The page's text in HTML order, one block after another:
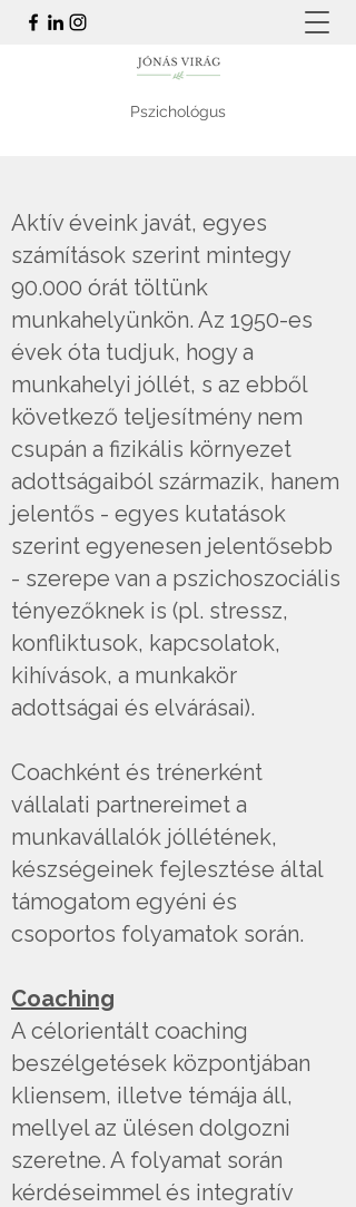
Pszichológus
Aktív éveink javát, egyes
számítások szerint mintegy
90.000 órát töltünk
munkahelyünkön. Az 1950-es
évek óta tudjuk, hogy a
munkahelyi jóllét, s az ebből
következő teljesítmény nem
csupán a fizikális környezet
adottságaiból származik, hanem
jelentős - egyes kutatások
szerint egyenesen jelentősebb
- szerepe van a pszichoszociális
tényezőknek is (pl. stressz,
konfliktusok, kapcsolatok,
kihívások, a munkakör
adottságai és elvárásai).
Coachként és trénerként
vállalati partnereimet a
munkavállalók jóllétének,
készségeinek fejlesztése által
támogatom egyéni és
csoportos folyamatok során.
Coaching
A célorientált coaching
beszélgetések központjában
kliensem, illetve témája áll,
mellyel az ülésen dolgozni
szeretne. A folyamat során
kérdéseimmel és integratív